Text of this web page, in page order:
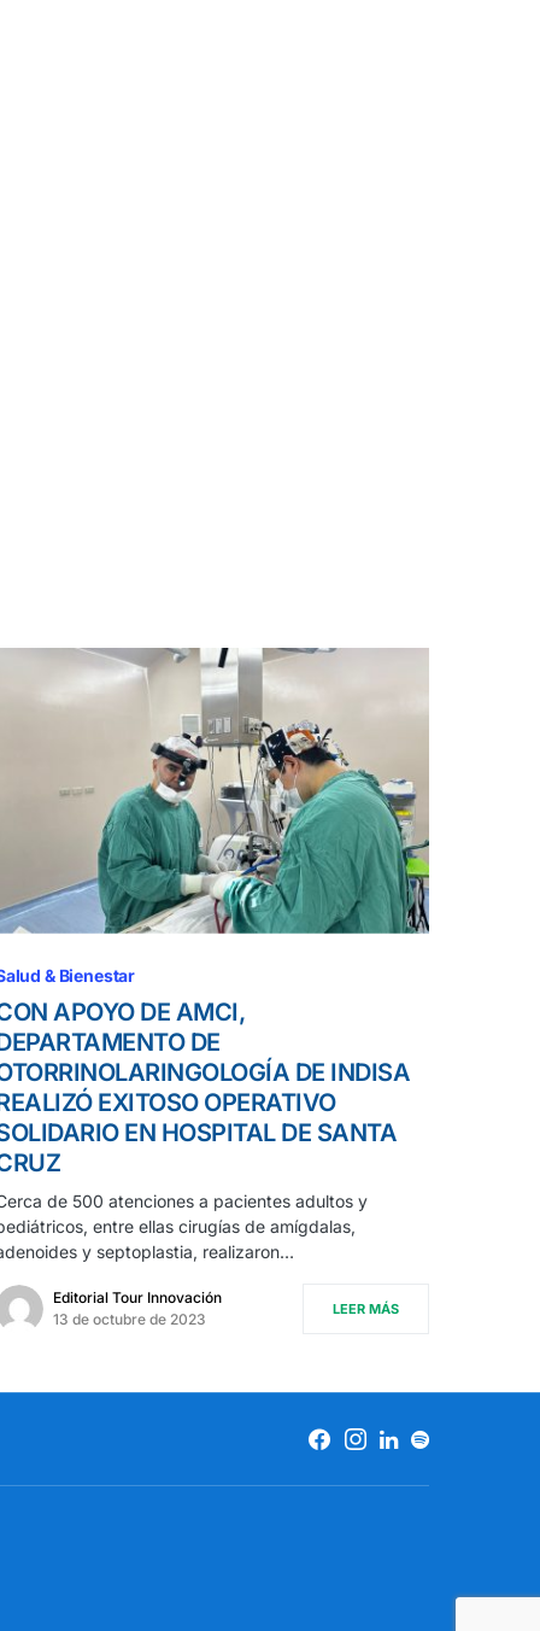
& Bienestar
APOYO DE AMCI,
DE
DE INDISA
EXITOSO OPERATIVO
EN HOSPITAL DE SANTA
de 500 atenciones a pacientes adultos y
entre ellas cirugías de amígdalas,
y septoplastia, realizaron…
Editorial Tour Innovación
13 de octubre de 2023
LEER MÁS